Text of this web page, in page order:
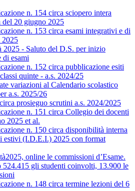
n. 154 circa sciopero intera
del 20 giugno 2025
n. 153 circa esami integrativi e di
2025
2025 - Saluto del D.S. per inizio
di esami
n. 152 circa pubblicazione esiti
quinte - a.s. 2024/25
variazioni al Calendario scolastico
a.s. 2025/26
prosieguo scrutini a.s. 2024/2025
n. 151 circa Collegio dei docenti
2025 et al.
n. 150 circa disponibilità interna
estivi (I.D.E.I.) 2025 con format
online le commissioni d’Esame.
524.415 gli studenti coinvolti, 13.900 le
n. 148 circa termine lezioni del 6